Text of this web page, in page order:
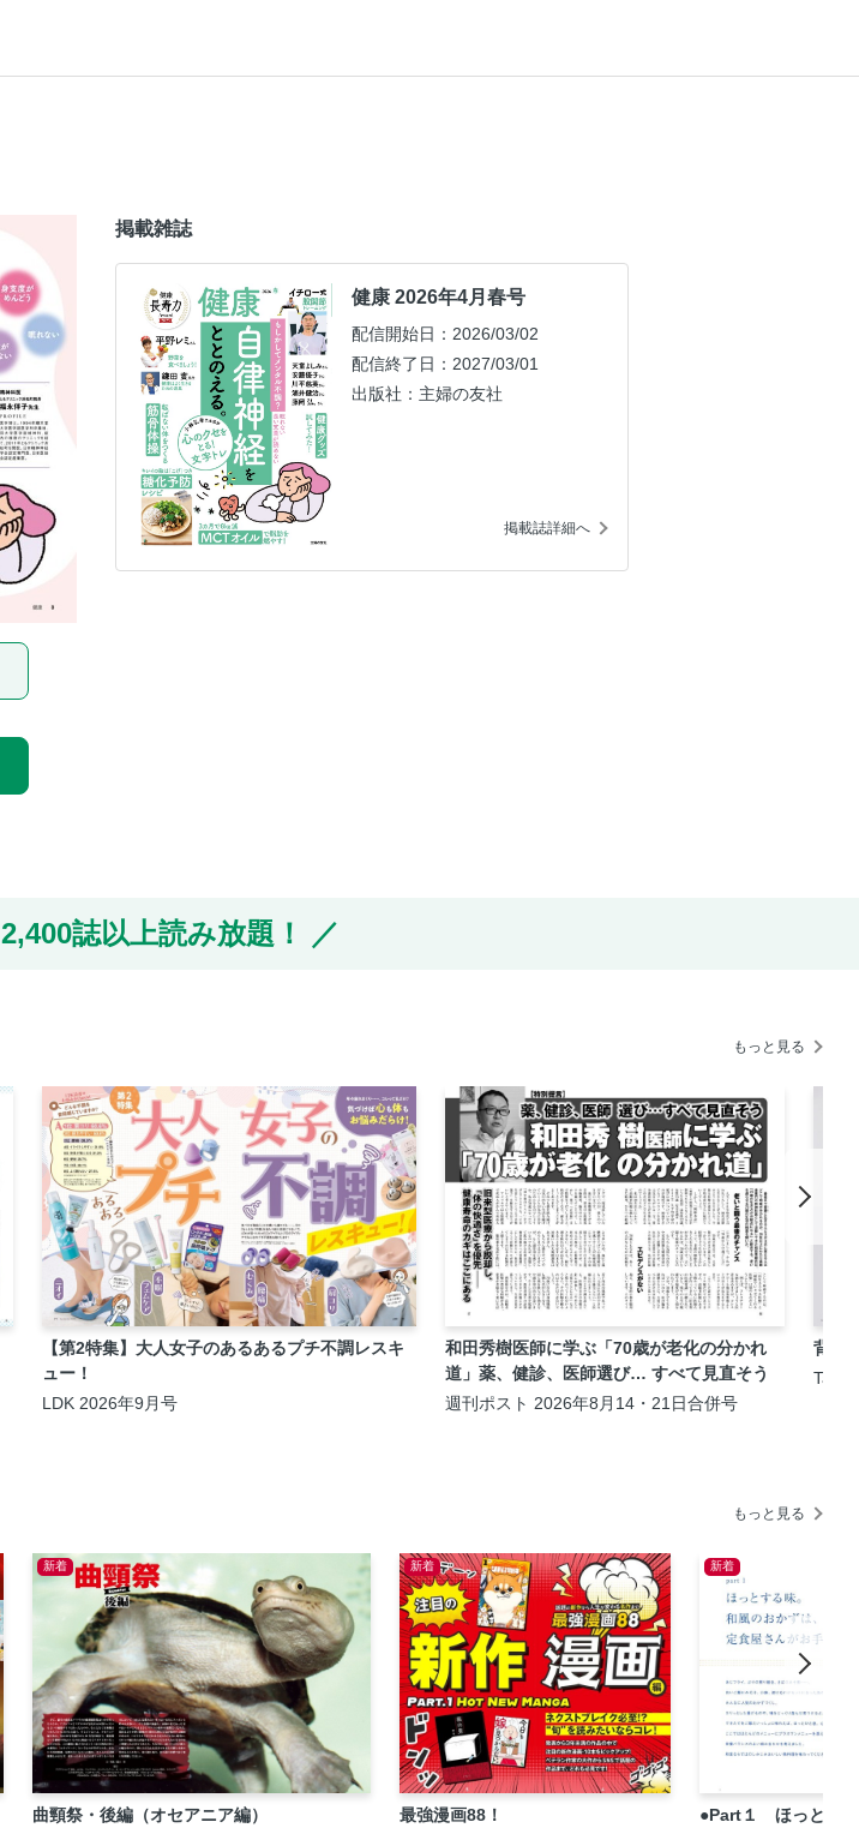
掲載雑誌
健康 2026年4月春号
配信開始日：2026/03/02
配信終了日：2027/03/01
出版社：主婦の友社
掲載誌詳細へ
2,400誌以上読み放題！
もっと見る
【第2特集】大人女子のあるあるプチ不調レスキ
ュー！
LDK 2026年9月号
和田秀樹医師に学ぶ「70歳が老化の分かれ
道」薬、健診、医師選び… すべて見直そう
週刊ポスト 2026年8月14・21日合併号
背中
もっと見る
新着
曲頸祭・後編（オセアニア編）
新着
最強漫画88！
新着
●Part１ ほっとする